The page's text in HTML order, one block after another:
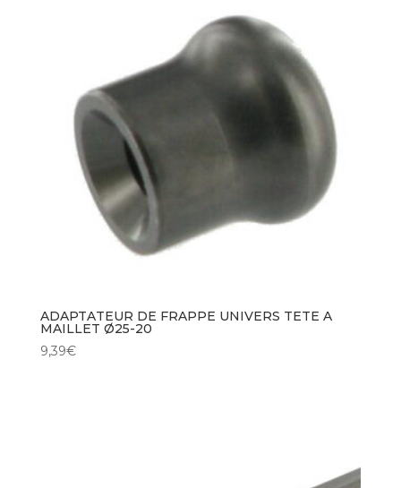
ADAPTATEUR DE FRAPPE UNIVERS TETE A
MAILLET Ø25-20
9,39€